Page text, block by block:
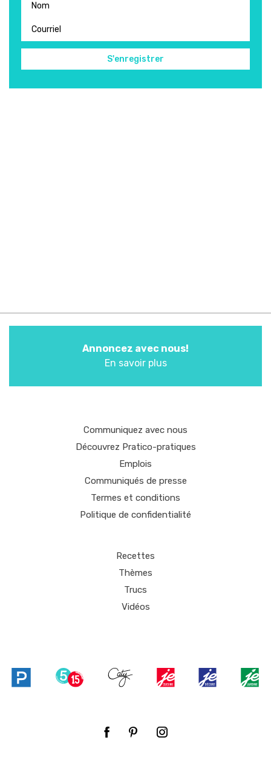
Annoncez avec nous!
En savoir plus
Communiquez avec nous
Découvrez Pratico-pratiques
Emplois
Communiqués de presse
Termes et conditions
Politique de confidentialité
Recettes
Thèmes
Trucs
Vidéos